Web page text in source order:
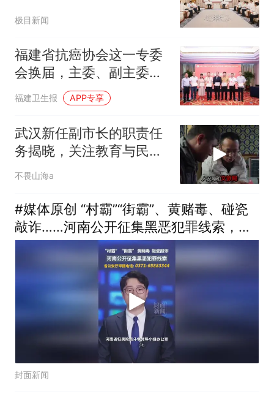
极目新闻
福建省抗癌协会这一专委
会换届，主委、副主委是
→
福建卫生报 APP专享
武汉新任副市长的职责任
务揭晓，关注教育与民政
发展
不畏山海a
#媒体原创 “村霸”“街霸”、黄赌毒、碰瓷
敲诈……河南公开征集黑恶犯罪线索，河
南省公安厅举报电话：0371-65883344
封面新闻